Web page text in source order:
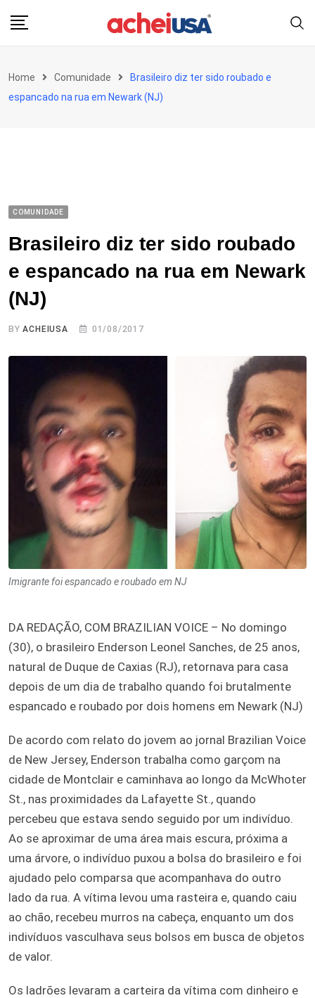
Home Comunidade
Brasileiro diz ter sido roubado e
espancado na rua em Newark (NJ)
COMUNIDADE
Brasileiro diz ter sido roubado
e espancado na rua em Newark
(NJ)
BYACHEIUSA 01/08/2017
Imigrante foi espancado e roubado em NJ
DA REDAÇÃO, COM BRAZILIAN VOICE – No domingo
(30), o brasileiro Enderson Leonel Sanches, de 25 anos,
natural de Duque de Caxias (RJ), retornava para casa
depois de um dia de trabalho quando foi brutalmente
espancado e roubado por dois homens em Newark (NJ)
De acordo com relato do jovem ao jornal Brazilian Voice
de New Jersey, Enderson trabalha como garçom na
cidade de Montclair e caminhava ao longo da McWhoter
St., nas proximidades da Lafayette St., quando
percebeu que estava sendo seguido por um indivíduo.
Ao se aproximar de uma área mais escura, próxima a
uma árvore, o indivíduo puxou a bolsa do brasileiro e foi
ajudado pelo comparsa que acompanhava do outro
lado da rua. A vítima levou uma rasteira e, quando caiu
ao chão, recebeu murros na cabeça, enquanto um dos
indivíduos vasculhava seus bolsos em busca de objetos
de valor.
Os ladrões levaram a carteira da vítima com dinheiro e